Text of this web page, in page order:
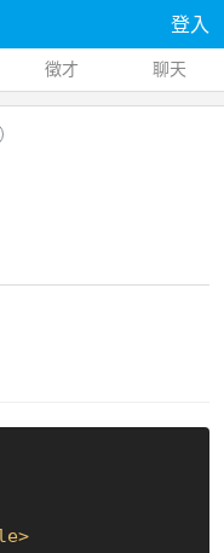
登入
徵才 聊天
>